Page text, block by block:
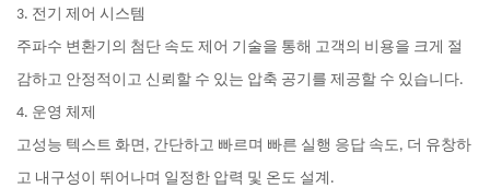
3. 전기 제어 시스템
주파수 변환기의 첨단 속도 제어 기술을 통해 고객의 비용을 크게 절
감하고 안정적이고 신뢰할 수 있는 압축 공기를 제공할 수 있습니다.
4. 운영 체제
고성능 텍스트 화면, 간단하고 빠르며 빠른 실행 응답 속도, 더 유창하
고 내구성이 뛰어나며 일정한 압력 및 온도 설계.